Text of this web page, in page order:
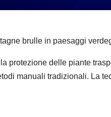
brulle in paesaggi
protezione delle piante
manuali tradizionali. La